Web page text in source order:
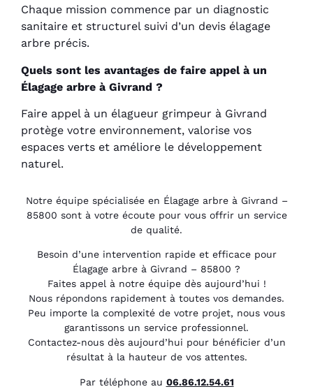
Chaque mission commence par un diagnostic
sanitaire et structurel suivi d’un devis élagage
arbre précis.
Quels sont les avantages de faire appel à un
Élagage arbre à Givrand ?
Faire appel à un élagueur grimpeur à Givrand
protège votre environnement, valorise vos
espaces verts et améliore le développement
naturel.
Notre équipe spécialisée en Élagage arbre à Givrand –
85800 sont à votre écoute pour vous offrir un service
de qualité.
Besoin d’une intervention rapide et efficace pour
Élagage arbre à Givrand – 85800 ?
Faites appel à notre équipe dès aujourd’hui !
Nous répondons rapidement à toutes vos demandes.
Peu importe la complexité de votre projet, nous vous
garantissons un service professionnel.
Contactez-nous dès aujourd’hui pour bénéficier d’un
résultat à la hauteur de vos attentes.
Par téléphone au 06.86.12.54.61